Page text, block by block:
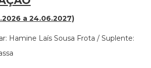
a 24.06.2027)
Hamine Laís Sousa Frota / Suplente: